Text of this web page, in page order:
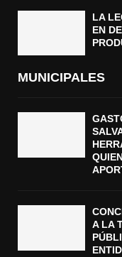
LA
EN
MUNICIPALES
A LA